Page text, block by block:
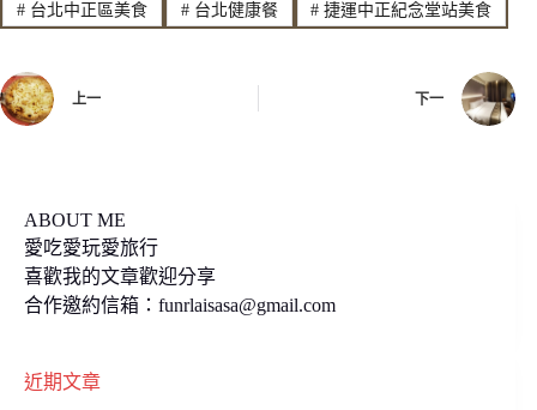
b L
#台北中正區美食 #台北健康餐 # 捷運中正紀念堂站美食
上一 下一
ABOUT ME
愛吃愛玩愛旅行
喜歡我的文章歡迎分享
合作邀約信箱： funrlaisasa@gmail.com
近期文章